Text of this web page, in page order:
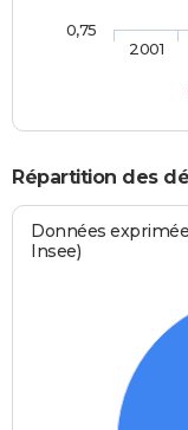
2001
0,75
Répartition des
Données
Insee)